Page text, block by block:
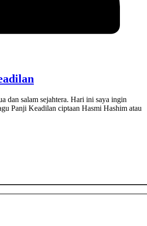
dan salam sejahtera. Hari ini saya ingin
Panji Keadilan ciptaan Hasmi Hashim atau